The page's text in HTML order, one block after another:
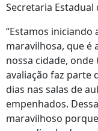
Secretaria
“Estamos iniciando
maravilhosa, que é
nossa cidade, onde
avaliação faz parte
dias nas salas de
empenhados.
maravilhoso